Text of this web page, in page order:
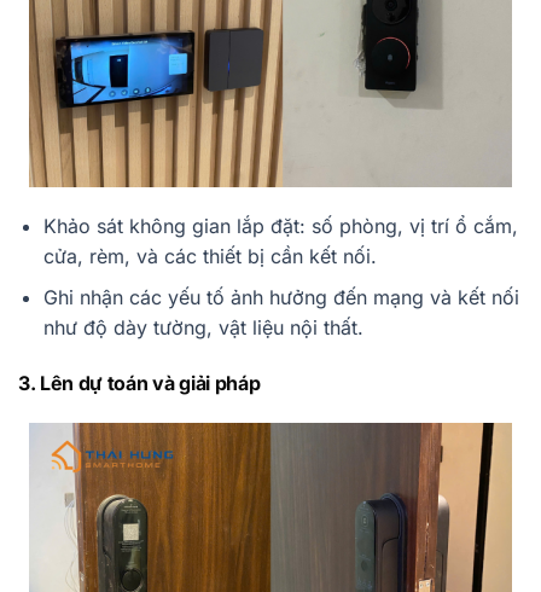
Khảo sát không gian lắp đặt: số phòng, vị trí ổ cắm,
cửa, rèm, và các thiết bị cần kết nối.
Ghi nhận các yếu tố ảnh hưởng đến mạng và kết nối
như độ dày tường, vật liệu nội thất.
3. Lên dự toán và giải pháp